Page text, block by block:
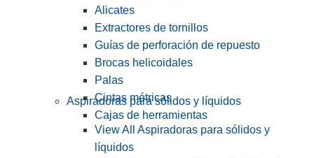
Alicates
Extractores de tornillos
Guías de perforación de repuesto
Brocas helicoidales
Palas
Cintas métricas
Cajas de herramientas
Aspiradoras para sólidos y líquidos
View All Aspiradoras para sólidos y
líquidos